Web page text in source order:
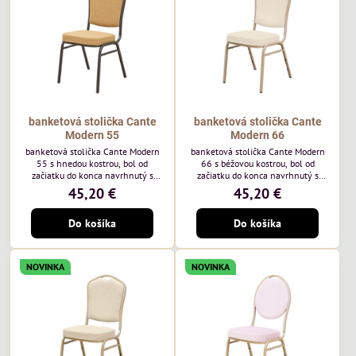
každodenné...
banketová stolička Cante
Modern 55
banketová stolička Cante Modern
55 s hnedou kostrou, bol od
začiatku do konca navrhnutý s
ohľadom na elegantné a
sofistikované priestory pre
pohostinstvá. Má hnedý rám a
medovo tónované čalúnenie Moss
48 od poľskej značky Davis –
medový odtieň s mäkkým
povrchom - je ideálna do svetlých
priestorov. Stolička kombinuje
klasický dizajn s modernou
funkčnosťou. Je odolná, pohodlná a
pripravená na...
45,20 €
Do košíka
banketová stolička Cante
Modern 66
banketová stolička Cante Modern
66 s béžovou kostrou, bol od
začiatku do konca navrhnutý s
ohľadom na elegantné a
sofistikované priestory pre
pohostinstvá. Má béžový rám a
čalúnenie Soro 02 od poľskej
značky Davis – béžová farba s
mäkkým povrchom je ideálna do
svetlých priestorov. Stolička
kombinuje klasický dizajn s
modernou funkčnosťou. Je odolná,
pohodlná a pripravená na
každodenné použitie...
45,20 €
Do košíka
NOVINKA NOVINKA